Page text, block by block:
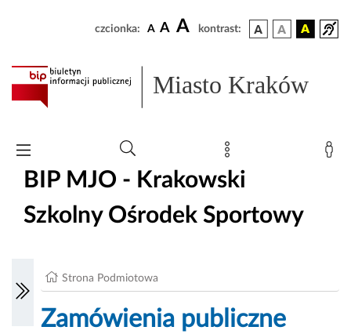
czcionka: A A A kontrast:
Miasto Kraków
BIP MJO - Krakowski
Szkolny Ośrodek Sportowy
Strona Podmiotowa
Zamówienia publiczne